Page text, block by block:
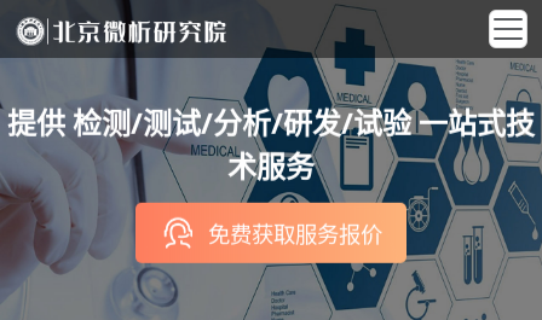
提供 检测/测试/分析/研发/试验 一站式技
术服务
免费获取服务报价